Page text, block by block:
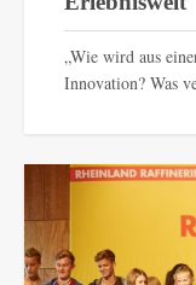
„Wie wird aus
Innovation? Was